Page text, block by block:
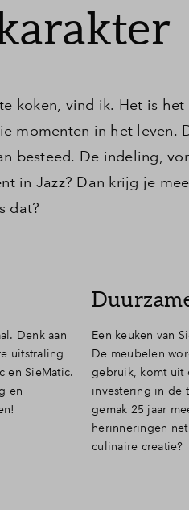
koken, vind ik. Het is
momenten in het leven.
besteed. De indeling,
in Jazz? Dan krijg je
dat?
Denk aan
uitstraling
en SieMatic.
en
Een keuken van
De meubelen
gebruik, komt uit
investering in de
gemak 25 jaar
herinneringen
culinaire creatie?